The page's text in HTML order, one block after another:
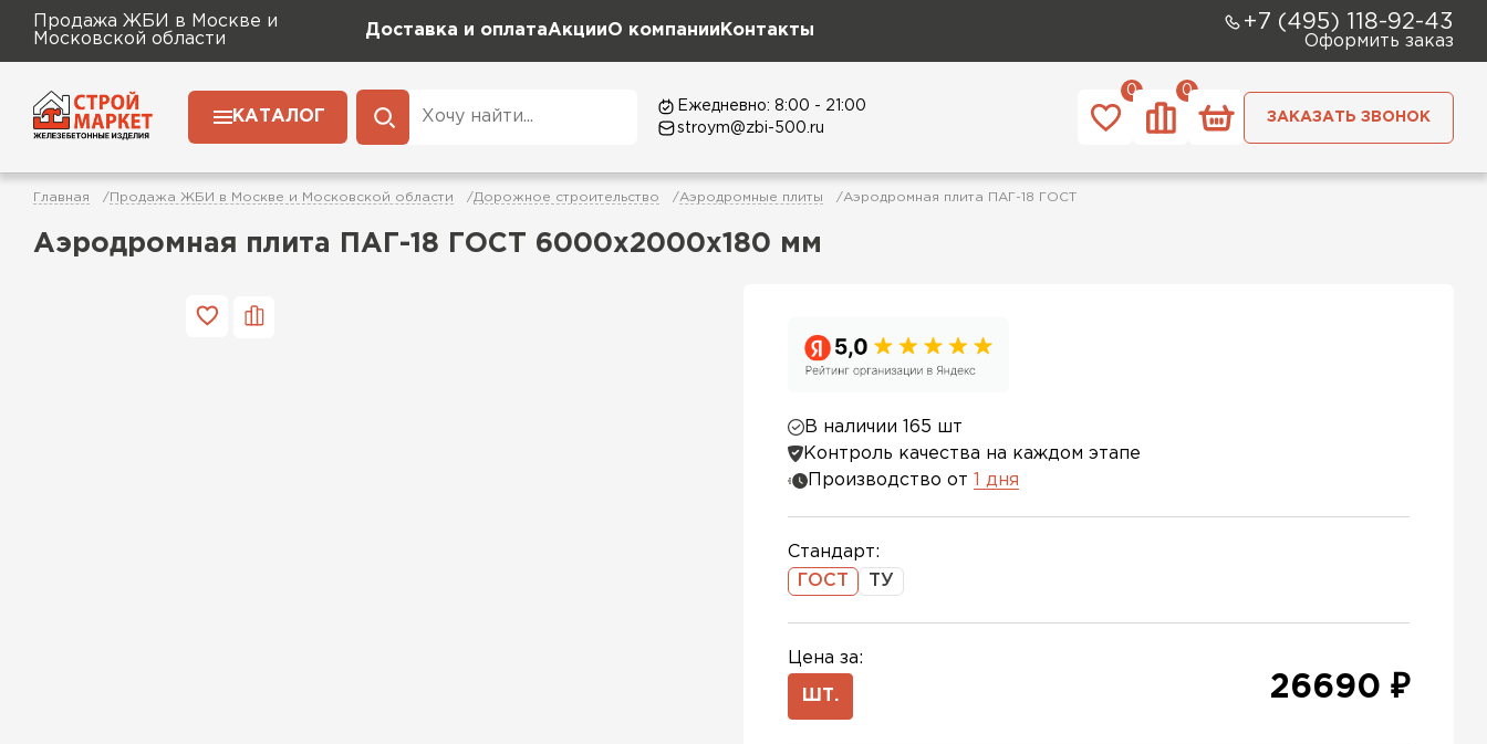
Продажа ЖБИ в Москве и
Московской области
Доставка и оплатаАкцииО компании Контакты +7 (495) 118-92-43
Оформить заказ
КАТАЛОГ
Ежедневно: 8:00 - 21:00
stroym@zbi-500.ru
0
0
ЗАКАЗАТЬ ЗВОНОК
Главная Продажа ЖБИ в Москве и Московской области Дорожное строительство Аэродромные плиты Аэродромная плита ПАГ-18 ГОСТ
Аэродромная плита ПАГ-18 ГОСТ 6000х2000х180 мм
В наличии 165 шт
Контроль качества на каждом этапе
Производство от
1 дня
Стандарт:
ГОСТ
ТУ
Цена за:
ШТ. 26690 ₽